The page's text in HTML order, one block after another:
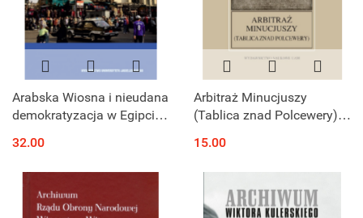
Arabska Wiosna i nieudana
demokratyzacja w Egipcie
32.00
Arbitraż Minucjuszy
(Tablica znad Polcewery).
(Tabula Polcevera)
15.00